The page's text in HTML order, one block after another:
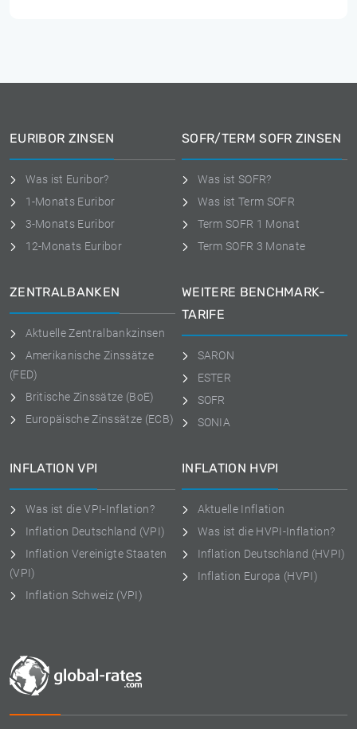
EURIBOR ZINSEN
Was ist Euribor?
1-Monats Euribor
3-Monats Euribor
12-Monats Euribor
SOFR/TERM SOFR ZINSEN
Was ist SOFR?
Was ist Term SOFR
Term SOFR 1 Monat
Term SOFR 3 Monate
ZENTRALBANKEN
Aktuelle Zentralbankzinsen
Amerikanische Zinssätze
(FED)
Britische Zinssätze (BoE)
Europäische Zinssätze (ECB)
WEITERE BENCHMARK-
TARIFE
SARON
ESTER
SOFR
SONIA
INFLATION VPI
Was ist die VPI-Inflation?
Inflation Deutschland (VPI)
Inflation Vereinigte Staaten
(VPI)
Inflation Schweiz (VPI)
INFLATION HVPI
Aktuelle Inflation
Was ist die HVPI-Inflation?
Inflation Deutschland (HVPI)
Inflation Europa (HVPI)